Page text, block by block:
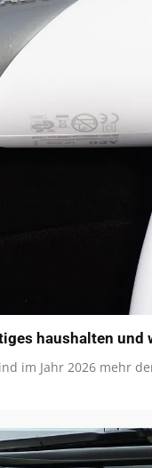
haushalten und
im Jahr 2026 mehr